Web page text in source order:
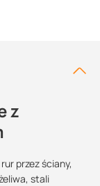
z
przez ściany,
stali